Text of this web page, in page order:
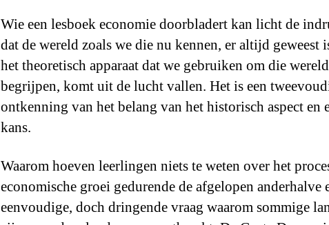
Wie een lesboek economie doorbladert kan licht de
dat de wereld zoals we die nu kennen, er altijd geweest
het theoretisch apparaat dat we gebruiken om die
begrijpen, komt uit de lucht vallen. Het is een
ontkenning van het belang van het historisch aspect en
kans.
Waarom hoeven leerlingen niets te weten over het
economische groei gedurende de afgelopen anderhalve
eenvoudige, doch dringende vraag waarom sommige